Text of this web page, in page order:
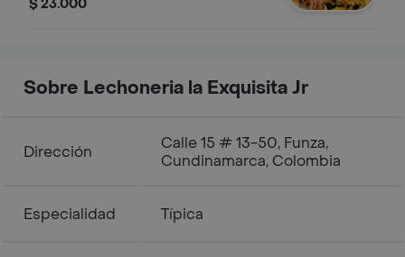
$ 23.000
Sobre Lechoneria la Exquisita Jr
Dirección
Calle 15 # 13-50, Funza,
Cundinamarca, Colombia
Especialidad Típica